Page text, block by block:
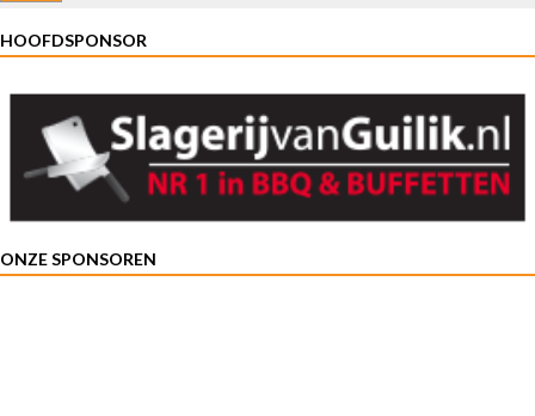
HOOFDSPONSOR
ONZE SPONSOREN